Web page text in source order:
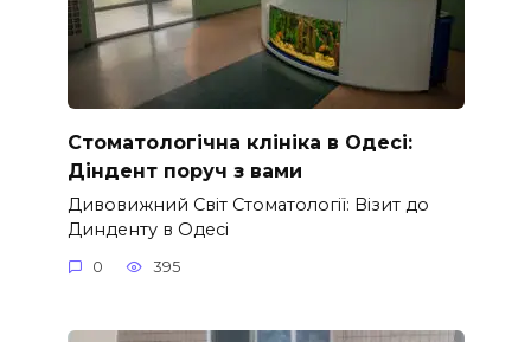
Стоматологічна клініка в Одесі:
Діндент поруч з вами
Дивовижний Світ Стоматології: Візит до
Динденту в Одесі
0 395